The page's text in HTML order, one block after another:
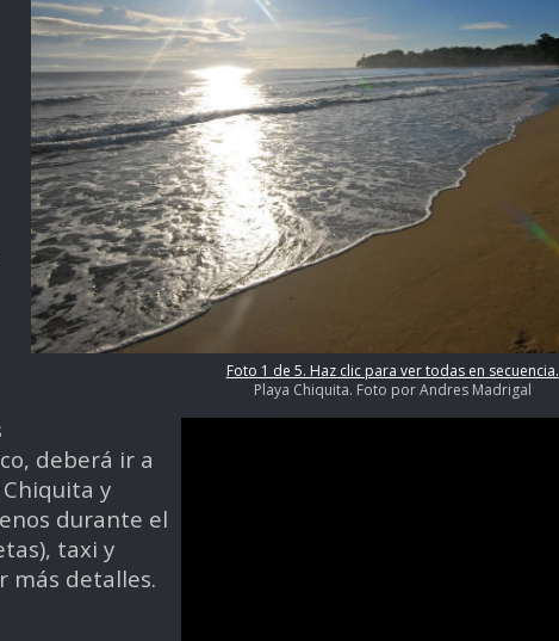
Foto 1 de 5. Haz clic para ver todas en secuencia.
Playa Chiquita. Foto por Andres Madrigal
deberá ir a
y
durante el
taxi y
más detalles.